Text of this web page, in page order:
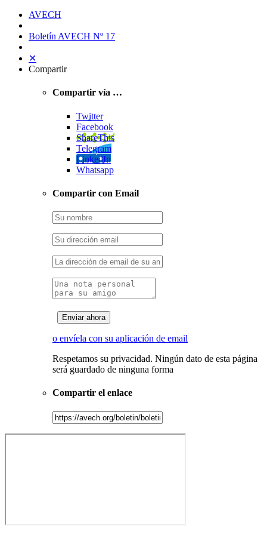
AVECH
Boletín AVECH Nº 17
✕
Compartir
Compartir vía …
Twitter
Facebook
ShareThis
Telegram
LinkedIn
Whatsapp
Compartir con Email
o envíela con su aplicación de email
Respetamos su privacidad. Ningún dato de esta página
será guardado de ninguna forma
Compartir el enlace